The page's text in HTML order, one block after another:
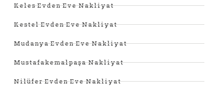
Keles Evden Eve Nakliyat
Kestel Evden Eve Nakliyat
Mudanya Evden Eve Nakliyat
Mustafakemalpaşa Nakliyat
Nilüfer Evden Eve Nakliyat